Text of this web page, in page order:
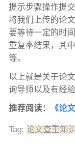
提示步骤操作提
将我们上传的论
要等待一定的时
重复率结果，其
等。
以上就是关于论
询导师以及有经
推荐阅读：
《论
Tag: 论文查重知识